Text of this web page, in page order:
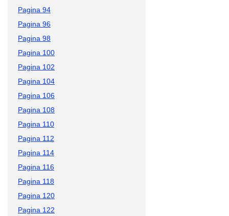
Pagina 94
Pagina 96
Pagina 98
Pagina 100
Pagina 102
Pagina 104
Pagina 106
Pagina 108
Pagina 110
Pagina 112
Pagina 114
Pagina 116
Pagina 118
Pagina 120
Pagina 122